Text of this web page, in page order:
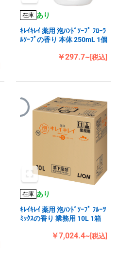
在庫 あり
ｷﾚｲｷﾚｲ 薬用 泡ﾊﾝﾄﾞｿｰﾌﾟ ﾌﾛｰﾗ
ﾙｿｰﾌﾟの香り 本体 250mL 1個
￥297.7~[税込]
在庫 あり
ｷﾚｲｷﾚｲ 薬用 泡ﾊﾝﾄﾞｿｰﾌﾟ ﾌﾙｰﾂ
ﾐｯｸｽの香り 業務用 10L 1箱
￥7,024.4~[税込]